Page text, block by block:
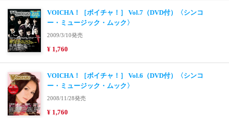
VOICHA！［ボイチャ！］ Vol.7（DVD付）〈シンコ
ー・ミュージック・ムック〉
2009/3/10発売
¥ 1,760
VOICHA！［ボイチャ！］ Vol.6（DVD付）〈シンコ
ー・ミュージック・ムック〉
2008/11/28発売
¥ 1,760